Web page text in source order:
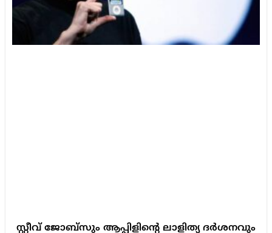
സ്റ്റീവ് ജോബ്സും ആപ്പിളിന്റെ ലാളിത്യ ദർശനവും